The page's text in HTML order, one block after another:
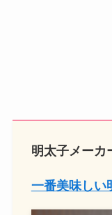
明太子メーカ
一番美味しい